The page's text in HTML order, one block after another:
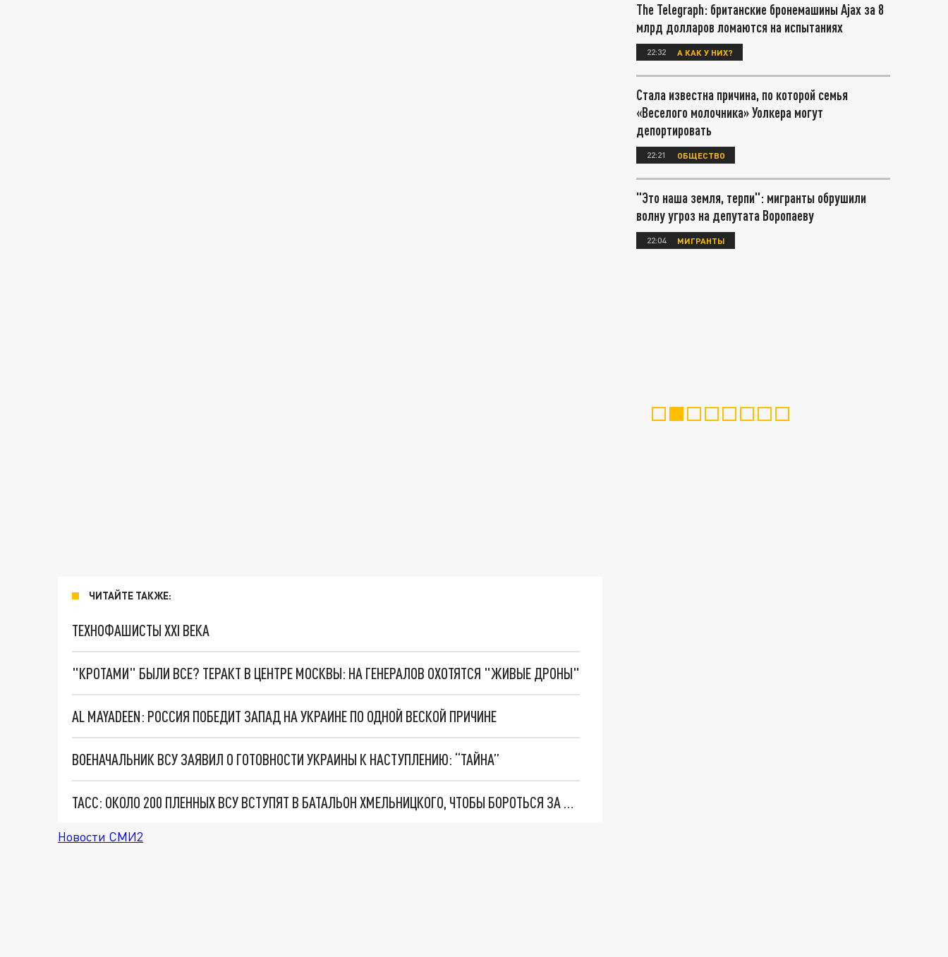
ЧИТАЙТЕ ТАКЖЕ:
ТЕХНОФАШИСТЫ XXI ВЕКА
"КРОТАМИ" БЫЛИ ВСЕ? ТЕРАКТ В ЦЕНТРЕ МОСКВЫ: НА ГЕНЕРАЛОВ ОХОТЯТСЯ "ЖИВЫЕ ДРОНЫ"
AL MAYADEEN: РОССИЯ ПОБЕДИТ ЗАПАД НА УКРАИНЕ ПО ОДНОЙ ВЕСКОЙ ПРИЧИНЕ
ВОЕНАЧАЛЬНИК ВСУ ЗАЯВИЛ О ГОТОВНОСТИ УКРАИНЫ К НАСТУПЛЕНИЮ: “ТАЙНА”
ТАСС: ОКОЛО 200 ПЛЕННЫХ ВСУ ВСТУПЯТ В БАТАЛЬОН ХМЕЛЬНИЦКОГО, ЧТОБЫ БОРОТЬСЯ ЗА РОССИЮ
Новости СМИ2
The Telegraph: британские бронемашины Ajax за 8
млрд долларов ломаются на испытаниях
22:32 А КАК У НИХ?
Стала известна причина, по которой семья
«Веселого молочника» Уолкера могут
депортировать
22:21 ОБЩЕСТВО
"Это наша земля, терпи": мигранты обрушили
волну угроз на депутата Воропаеву
22:04 МИГРАНТЫ